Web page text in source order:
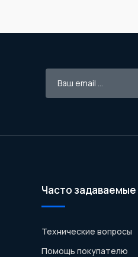
Часто
Технические вопросы
Помощь покупателю